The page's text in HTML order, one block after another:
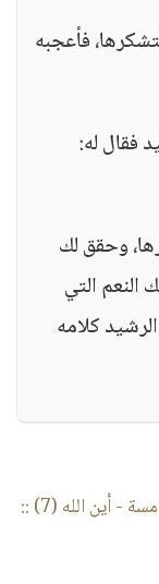
فأعجبه
فقال له:
وحقق لك
النعم التي
كلامه
- أين الله (7)
::